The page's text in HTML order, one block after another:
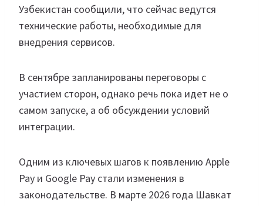
Узбекистан сообщили, что сейчас ведутся
технические работы, необходимые для
внедрения сервисов.
В сентябре запланированы переговоры с
участием сторон, однако речь пока идет не о
самом запуске, а об обсуждении условий
интеграции.
Одним из ключевых шагов к появлению Apple
Pay и Google Pay стали изменения в
законодательстве. В марте 2026 года Шавкат